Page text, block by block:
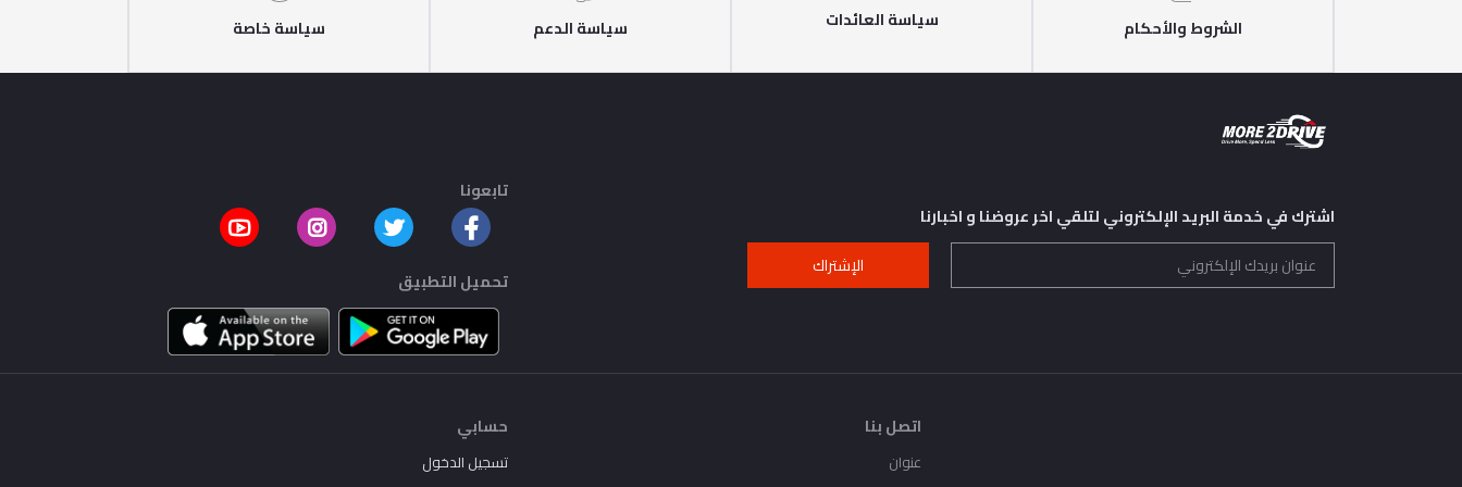
الشروط والأحكام سياسة العائدات سياسة الدعم سياسة خاصة
اشترك في خدمة البريد الإلكتروني لتلقي اخر عروضنا و اخبارنا
الإشتراك
تابعونا
تحميل التطبيق
اتصل بنا
عنوان
حسابي
تسجيل الدخول